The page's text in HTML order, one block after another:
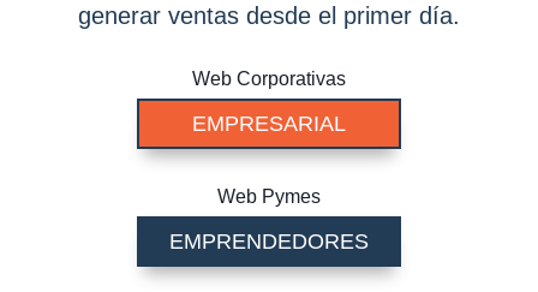
generar ventas desde el primer día.
Web Corporativas
EMPRESARIAL
Web Pymes
EMPRENDEDORES